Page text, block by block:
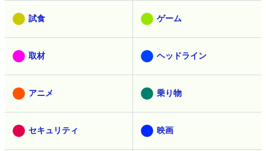
試食 ゲーム
取材 ヘッドライン
アニメ 乗り物
セキュリティ 映画